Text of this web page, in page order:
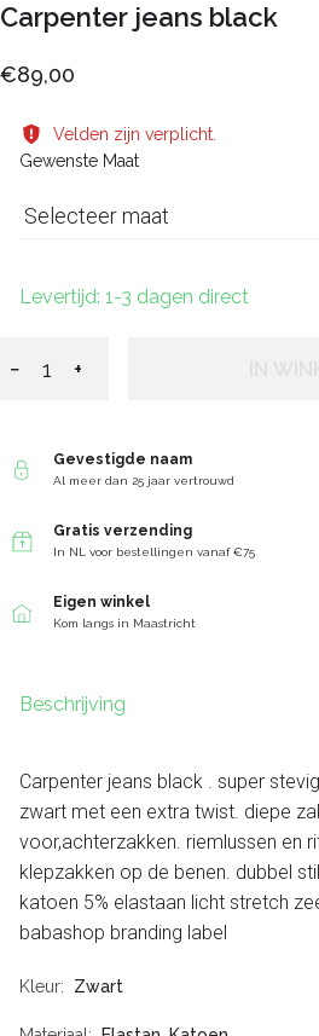
Carpenter jeans black
€89,00
Velden zijn verplicht.
Gewenste Maat
Selecteer maat
Levertijd: 1-3 dagen direct
− +
Gevestigde naam
Al meer dan 25 jaar vertrouwd
Gratis verzending
In NL voor bestellingen vanaf €75
Eigen winkel
Kom langs in Maastricht
Beschrijving
Carpenter jeans black . super
zwart met een extra twist. diepe
voor,achterzakken. riemlussen en
klepzakken op de benen. dubbel
katoen 5% elastaan licht stretch
babashop branding label
Kleur Zwart